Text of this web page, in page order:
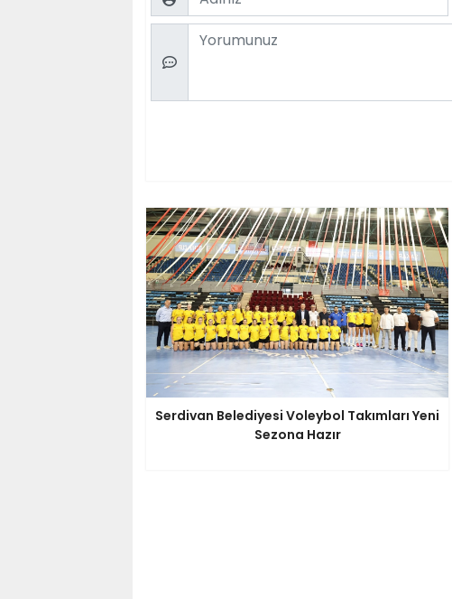
Comment
Serdivan Belediyesi Voleybol Takımları Yeni
Sezona Hazır